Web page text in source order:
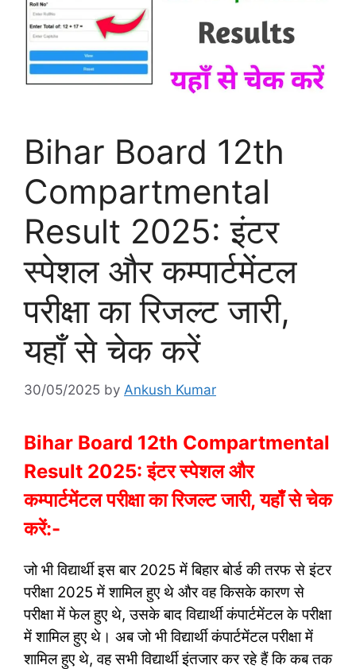
Bihar Board 12th
Compartmental
Result 2025: इंटर
स्पेशल और कम्पार्टमेंटल
परीक्षा का रिजल्ट जारी,
यहाँ से चेक करें
30/05/2025 by Ankush Kumar
Bihar Board 12th Compartmental
Result 2025: इंटर स्पेशल और
कम्पार्टमेंटल परीक्षा का रिजल्ट जारी, यहाँ से चेक
करें:-
जो भी विद्यार्थी इस बार 2025 में बिहार बोर्ड की तरफ से इंटर
परीक्षा 2025 में शामिल हुए थे और वह किसके कारण से
परीक्षा में फेल हुए थे, उसके बाद विद्यार्थी कंपार्टमेंटल के परीक्षा
में शामिल हुए थे। अब जो भी विद्यार्थी कंपार्टमेंटल परीक्षा में
शामिल हुए थे, वह सभी विद्यार्थी इंतजार कर रहे हैं कि कब तक